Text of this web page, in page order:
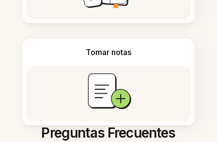
Tomar notas
Preguntas Frecuentes